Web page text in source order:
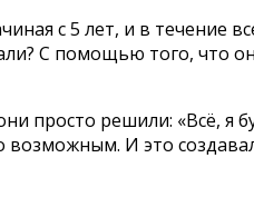
с 5 лет, и в течение
С помощью того, что
просто решили: «Всё, я
возможным. И это